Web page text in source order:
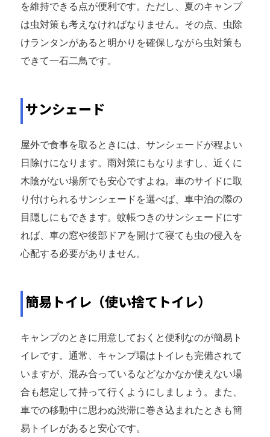
を維持できる点が便利です。ただし、夏のキャンプ
は虫対策も考えなければなりません。その点、虫除
けランタンがあると明かりを確保しながら虫対策も
できて一石二鳥です。
サンシェード
屋外で食事を取るときには、サンシェードが程よい
日除けになります。雨対策にもなりますし、近くに
木陰がない場所でも安心ですよね。車のサイドに取
り付けられるサンシェードを選べば、車中泊の際の
目隠しにもできます。蚊帳つきのサンシェードにす
れば、車の窓や後部ドアを開けて寝ても虫の侵入を
心配する必要がありません。
簡易トイレ（使い捨てトイレ）
キャンプのときに用意しておくと便利なのが簡易ト
イレです。通常、キャンプ場はトイレも完備されて
いますが、混み合っているなどなかなか使えない場
合も想定して持って行くようにしましょう。また、
車での移動中に思わぬ渋滞に巻き込まれたときも簡
易トイレがあると安心です。